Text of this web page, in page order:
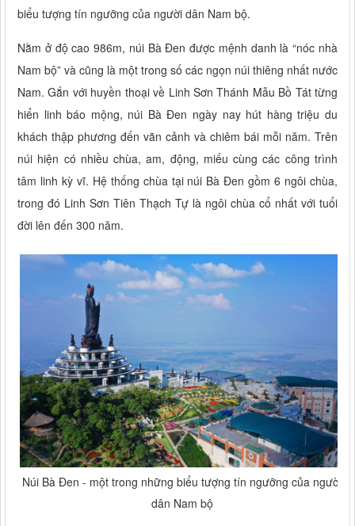
biểu tượng tín ngưỡng của người dân Nam bộ.
Nằm ở độ cao 986m, núi Bà Đen được mệnh danh là “nóc nhà
Nam bộ” và cũng là một trong số các ngọn núi thiêng nhất nước
Nam. Gắn với huyền thoại về Linh Sơn Thánh Mẫu Bồ Tát từng
hiển linh báo mộng, núi Bà Đen ngày nay hút hàng triệu du
khách thập phương đến vãn cảnh và chiêm bái mỗi năm. Trên
núi hiện có nhiều chùa, am, động, miếu cùng các công trình
tâm linh kỳ vĩ. Hệ thống chùa tại núi Bà Đen gồm 6 ngôi chùa,
trong đó Linh Sơn Tiên Thạch Tự là ngôi chùa cổ nhất với tuổi
đời lên đến 300 năm.
Núi Bà Đen - một trong những biểu tượng tín ngưỡng của người
dân Nam bộ